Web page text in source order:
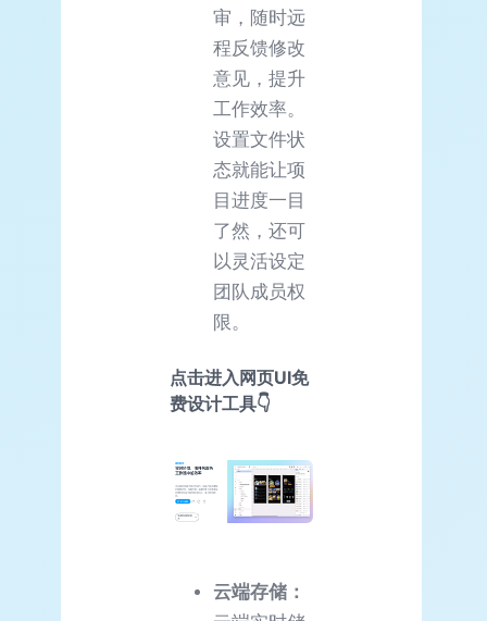
审，随时远
程反馈修改
意见，提升
工作效率。
设置文件状
态就能让项
目进度一目
了然，还可
以灵活设定
团队成员权
限。
点击进入网页UI免
费设计工具👇
云端存储：